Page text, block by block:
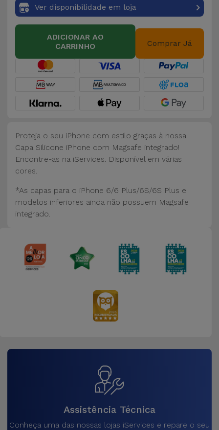
Ver disponibilidade em loja
ADICIONAR AO
CARRINHO
Comprar Já
Proteja o seu iPhone com estilo graças à nossa
Capa Silicone iPhone com Magsafe integrado!
Encontre-as na iServices. Disponível em várias
cores.
*As capas para o iPhone 6/6 Plus/6S/6S Plus e
modelos inferiores ainda não possuem Magsafe
integrado.
Assistência Técnica
Conheça uma das nossas lojas iServices e repare o seu